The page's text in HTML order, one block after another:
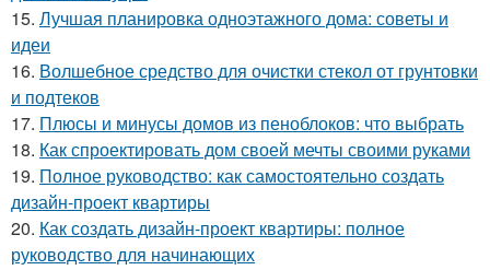
15. Лучшая планировка одноэтажного дома: советы и
идеи
16. Волшебное средство для очистки стекол от грунтовки
и подтеков
17. Плюсы и минусы домов из пеноблоков: что выбрать
18. Как спроектировать дом своей мечты своими руками
19. Полное руководство: как самостоятельно создать
дизайн-проект квартиры
20. Как создать дизайн-проект квартиры: полное
руководство для начинающих